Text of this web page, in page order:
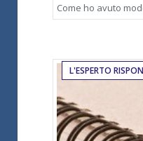
Come ho avuto
L'ESPERTO